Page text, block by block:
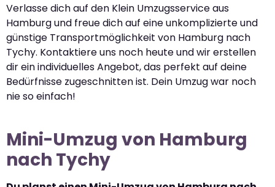
Verlasse dich auf den Klein Umzugsservice aus
Hamburg und freue dich auf eine unkomplizierte und
günstige Transportmöglichkeit von Hamburg nach
Tychy. Kontaktiere uns noch heute und wir erstellen
dir ein individuelles Angebot, das perfekt auf deine
Bedürfnisse zugeschnitten ist. Dein Umzug war noch
nie so einfach!
Mini-Umzug von Hamburg
nach Tychy